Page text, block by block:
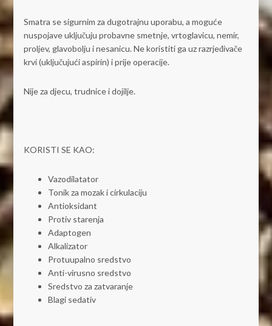
Smatra se sigurnim za dugotrajnu uporabu, a moguće
nuspojave uključuju probavne smetnje, vrtoglavicu, nemir,
proljev, glavobolju i nesanicu. Ne koristiti ga uz razrjeđivače
krvi (uključujući aspirin) i prije operacije.
Nije za djecu, trudnice i dojilje.
KORISTI SE KAO:
Vazodilatator
Tonik za mozak i cirkulaciju
Antioksidant
Protiv starenja
Adaptogen
Alkalizator
Protuupalno sredstvo
Anti-virusno sredstvo
Sredstvo za zatvaranje
Blagi sedativ